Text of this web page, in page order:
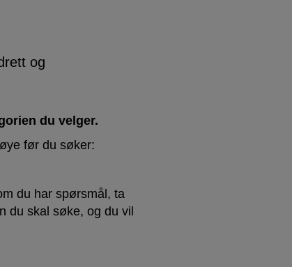
og
du velger.
før du søker:
du har spørsmål, ta
du skal søke, og du vil